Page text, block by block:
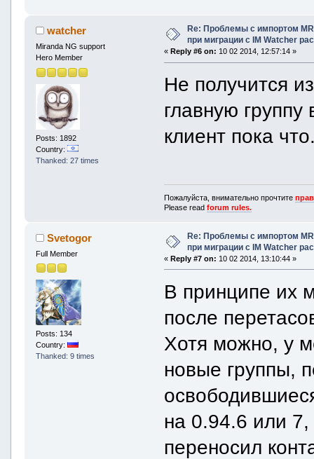
watcher
Miranda NG support
Hero Member
Posts: 1892
Country:
Thanked: 27 times
Re: Проблемы с импортом
при миграции с IM Watcher
« Reply #6 on: 10 02 2014, 12:57:14 »
Не получится
главную
клиент пока
Пожалуйста, внимательно прочтите
Please readforum rules.
Svetogor
Full Member
Posts: 134
Country:
Thanked: 9 times
Re: Проблемы с импортом
при миграции с IM Watcher
«Reply #7 on: 10 02 2014, 13:10:44 »
В принципе их
после
Хотя можно, у
новые группы,
на 0.94.6 или 7,
переносил